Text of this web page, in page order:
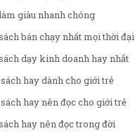
giàu nhanh chóng
bán chạy nhất mọi thời đại
dạy kinh doanh hay nhất
hay dành cho giới trẻ
hay nên đọc cho giới trẻ
hay nên đọc trong đời